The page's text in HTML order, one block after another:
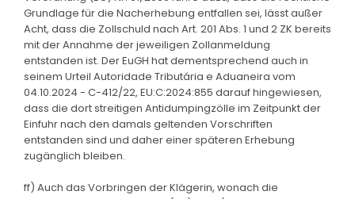
Grundlage für die Nacherhebung entfallen sei, lässt außer
Acht, dass die Zollschuld nach Art. 201 Abs. 1 und 2 ZK bereits
mit der Annahme der jeweiligen Zollanmeldung
entstanden ist. Der EuGH hat dementsprechend auch in
seinem Urteil Autoridade Tributária e Aduaneira vom
04.10.2024 - C-412/22, EU:C:2024:855 darauf hingewiesen,
dass die dort streitigen Antidumpingzölle im Zeitpunkt der
Einfuhr nach den damals geltenden Vorschriften
entstanden sind und daher einer späteren Erhebung
zugänglich bleiben.
ff) Auch das Vorbringen der Klägerin, wonach die